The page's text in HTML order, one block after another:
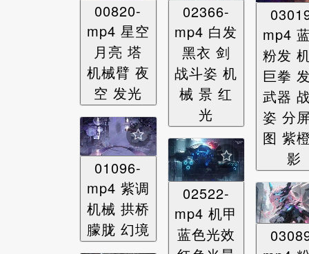
00820-
mp4 星空
月亮 塔
机械臂 夜
空 发光
01096-
mp4 紫调
机械 拱桥
朦胧 幻境
02366-
mp4 白发
黑衣 剑
战斗姿 机
械 景 红
光
02522-
mp4 机甲
蓝色光效
mp4
粉发
巨拳
武器
姿 分
图 紫
影